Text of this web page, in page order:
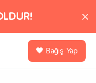
Bağış Yap